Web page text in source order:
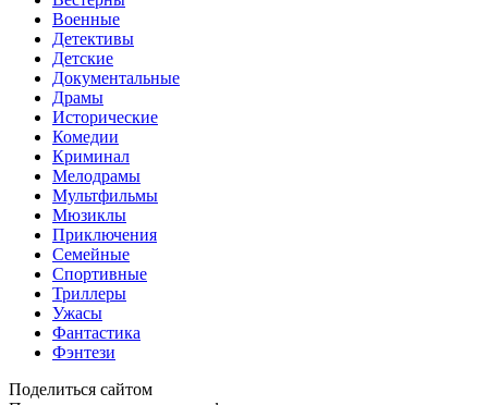
Военные
Детективы
Детские
Документальные
Драмы
Исторические
Комедии
Криминал
Мелодрамы
Мультфильмы
Мюзиклы
Приключения
Семейные
Спортивные
Триллеры
Ужасы
Фантастика
Фэнтези
Поделиться сайтом